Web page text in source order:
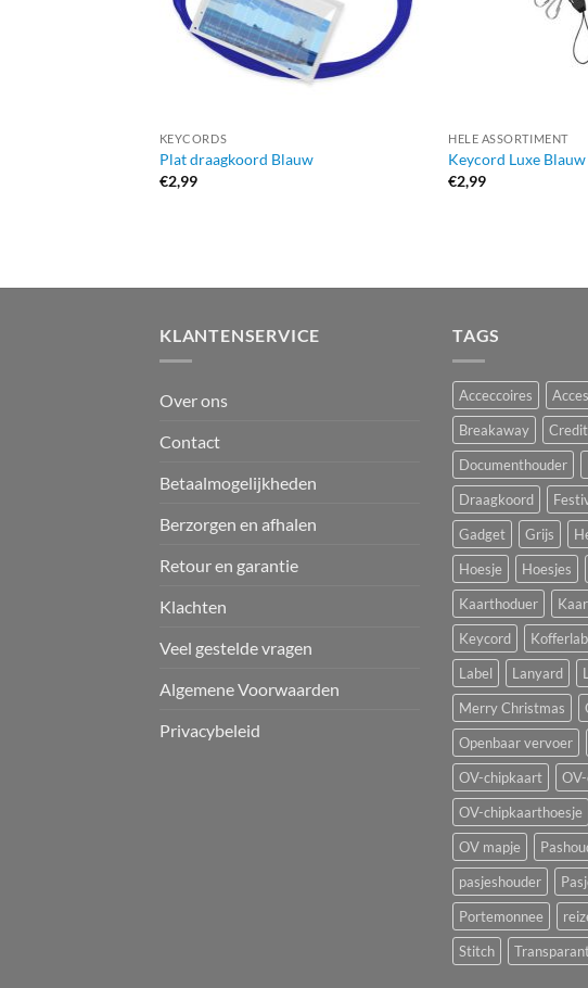
KEYCORDS
Plat draagkoord Blauw
€2,99
HELE ASSORTIMENT
Keycord Luxe Blauw
€2,99
KLANTENSERVICE
Over ons
Contact
Betaalmogelijkheden
Berzorgen en afhalen
Retour en garantie
Klachten
Veel gestelde vragen
Algemene Voorwaarden
Privacybeleid
TAGS
Acceccoires
Breakaway
Documenthouder
Draagkoord
Gadget
Grijs
Hoesje
Hoesjes
Kaarthoduer
Keycord
Label
Lanyard
Merry Christmas
Openbaar vervoer
OV-chipkaart
OV-chipkaarthoesje
OV mapje
pasjeshouder
Portemonnee
Stitch